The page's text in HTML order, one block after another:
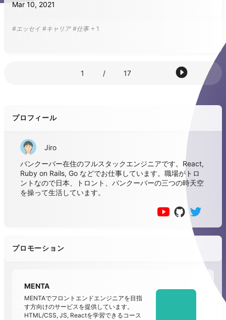
Mar 10, 2021
#エッセイ #キャリア #仕事 + 1
1 / 17
プロフィール
Jiro
バンクーバー在住のフルスタックエンジニアです。React,
Ruby on Rails, Go などでお仕事しています。職場がトロ
ントなので日本、トロント、バンクーバーの三つの時天空
を操って生活しています。
プロモーション
MENTA
MENTAでフロントエンドエンジニアを目指
す方向けのサービスを提供しています。
HTML/CSS, JS, Reactを学習できるコース